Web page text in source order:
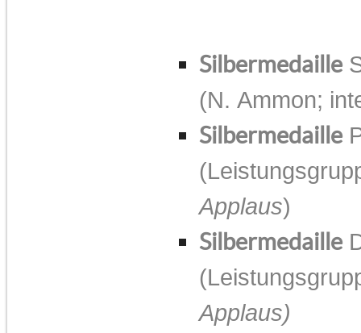
Silbermedaille
(N. Ammon;
Silbermedaille
Applaus)
Silbermedaille
Applaus)